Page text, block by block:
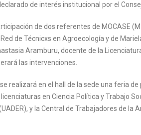
de interés institucional por el
de dos referentes de MOCASE
Red de Técnicxs en Agroecología y de
Aramburu, docente de la
las intervenciones.
realizará en el hall de la sede una feria de
en Ciencia Política y Trabajo
y la Central de Trabajadores de la